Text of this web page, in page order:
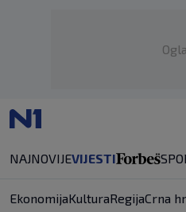
NAJNOVIJEVIJESTI
EkonomijaKulturaRegijaCrna